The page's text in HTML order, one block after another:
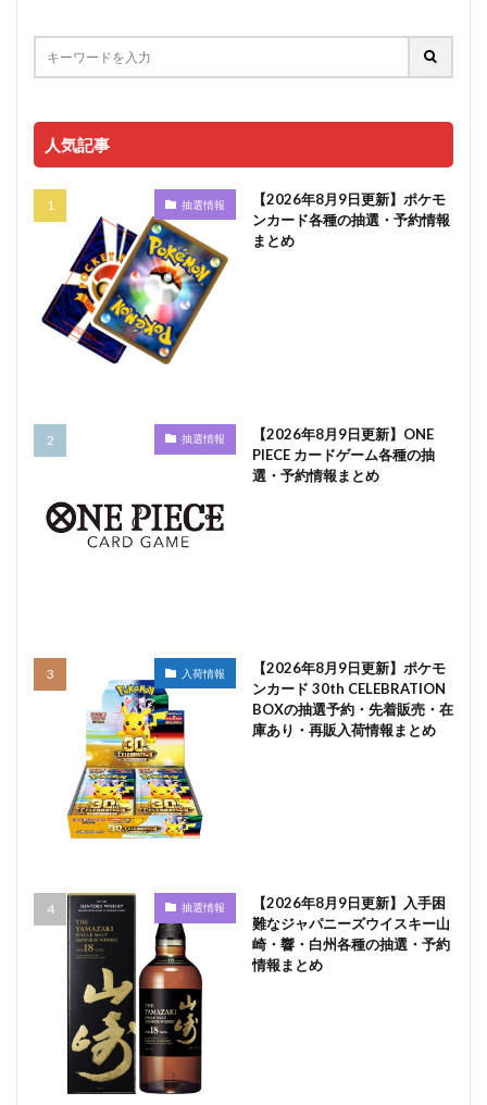
人気記事
抽選情報
【2026年8月9日更新】ポケモ
ンカード各種の抽選・予約情報
まとめ
抽選情報
【2026年8月9日更新】ONE
PIECE カードゲーム各種の抽
選・予約情報まとめ
入荷情報
【2026年8月9日更新】ポケモ
ンカード 30th CELEBRATION
BOXの抽選予約・先着販売・在
庫あり・再販入荷情報まとめ
抽選情報
【2026年8月9日更新】入手困
難なジャパニーズウイスキー山
崎・響・白州各種の抽選・予約
情報まとめ